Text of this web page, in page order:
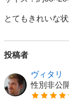
とてもきれいな状
投稿者
ヴィタリ
性別非公